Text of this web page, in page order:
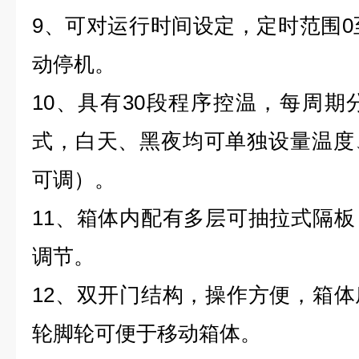
9、可对运行时间设定，定时范围
动停机。
10、具有30段程序控温，每周期
式，白天、黑夜均可单独设量温
可调）。
11、箱体内配有多层可抽拉式隔
调节。
12、双开门结构，操作方便，箱
轮脚轮可便于移动箱体。